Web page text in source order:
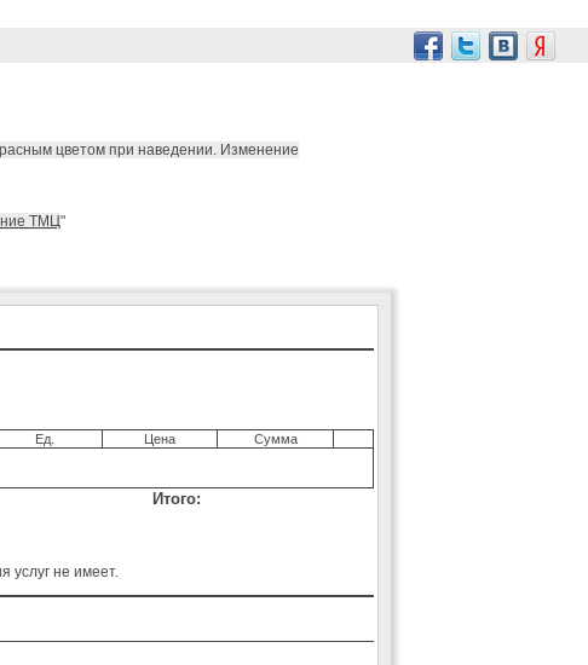
цветом при наведении. Изменение
ТМЦ"
Ед. Цена Сумма
Итого:
услуг не имеет.